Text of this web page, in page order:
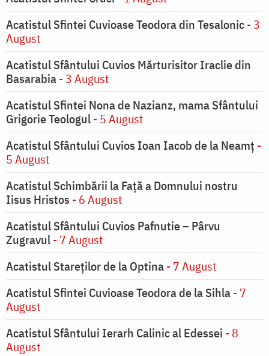
Acatistul Sfintei Cuvioase Teodora din Tesalonic- 3
August
Acatistul Sfântului Cuvios Mărturisitor Iraclie din
Basarabia- 3 August
Acatistul Sfintei Nona de Nazianz, mama Sfântului
Grigorie Teologul- 5 August
Acatistul Sfântului Cuvios Ioan Iacob de la Neamț -
5 August
Acatistul Schimbării la Faţă a Domnului nostru
Iisus Hristos - 6 August
Acatistul Sfântului Cuvios Pafnutie – Pârvu
Zugravul- 7 August
Acatistul Stareţilor de la Optina- 7 August
Acatistul Sfintei Cuvioase Teodora de la Sihla- 7
August
Acatistul Sfântului Ierarh Calinic al Edessei - 8
August